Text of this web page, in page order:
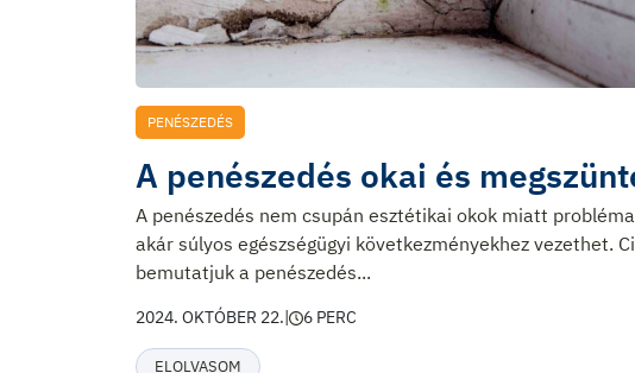
PENÉSZEDÉS
A penészedés okai és
A penészedés nem csupán esztétikai okok miatt
akár súlyos egészségügyi következményekhez vezethet.
bemutatjuk a penészedés...
2024. OKTÓBER 22.| 6 PERC
ELOLVASOM